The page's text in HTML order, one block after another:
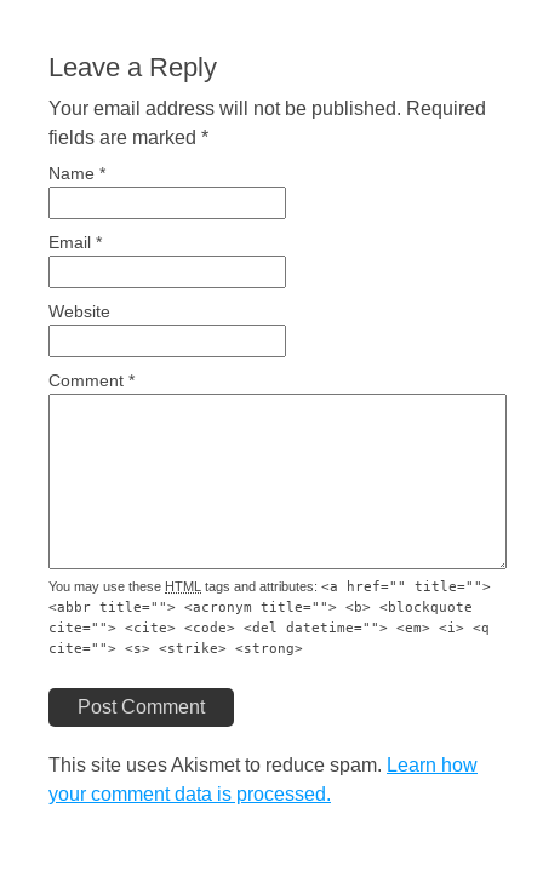
Leave a Reply
Your email address will not be published. Required
fields are marked *
Name *
Email *
Website
Comment *
You may use these HTML tags and attributes: <a href="" title="">
<abbr title=""> <acronym title=""> <b> <blockquote
cite=""> <cite> <code> <del datetime=""> <em> <i> <q
cite=""> <s> <strike> <strong>
Post Comment
This site uses Akismet to reduce spam. Learn how
your comment data is processed.